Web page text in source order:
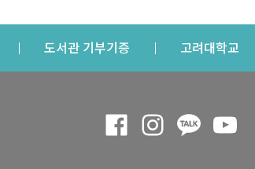
Opens a new window
도서관 기부기증 Opens a new
고려대학교
Opens a new window
Opens a new
Opens